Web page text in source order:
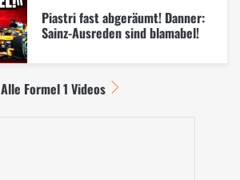
Piastri fast abgeräumt! Danner:
Sainz-Ausreden sind blamabel!
Alle Formel 1 Videos